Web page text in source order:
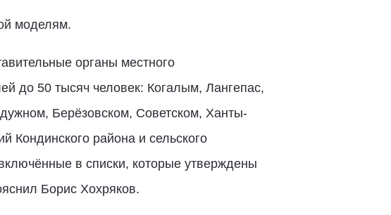
моделям.
органы местного
до 50 тысяч человек: Когалым, Лангепас,
Берёзовском, Советском, Ханты-
Кондинского района и сельского
в списки, которые утверждены
Борис Хохряков.